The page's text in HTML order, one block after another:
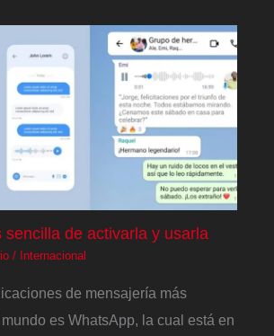
sencilla de activarla y usarla
/ Internacional
de mensajería más
es WhatsApp, la cual está en